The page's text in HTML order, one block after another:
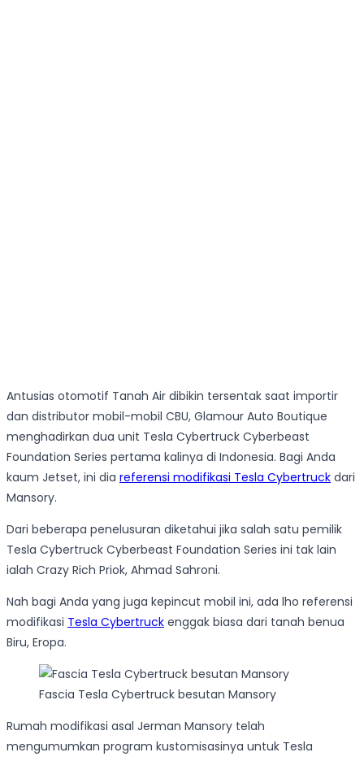
Antusias otomotif Tanah Air dibikin tersentak saat importir
dan distributor mobil-mobil CBU, Glamour Auto Boutique
menghadirkan dua unit Tesla Cybertruck Cyberbeast
Foundation Series pertama kalinya di Indonesia. Bagi Anda
kaum Jetset, ini dia referensi modifikasi Tesla Cybertruck dari
Mansory.
Dari beberapa penelusuran diketahui jika salah satu pemilik
Tesla Cybertruck Cyberbeast Foundation Series ini tak lain
ialah Crazy Rich Priok, Ahmad Sahroni.
Nah bagi Anda yang juga kepincut mobil ini, ada lho referensi
modifikasi Tesla Cybertruck enggak biasa dari tanah benua
Biru, Eropa.
Fascia Tesla Cybertruck besutan Mansory
Rumah modifikasi asal Jerman Mansory telah
mengumumkan program kustomisasinya untuk Tesla